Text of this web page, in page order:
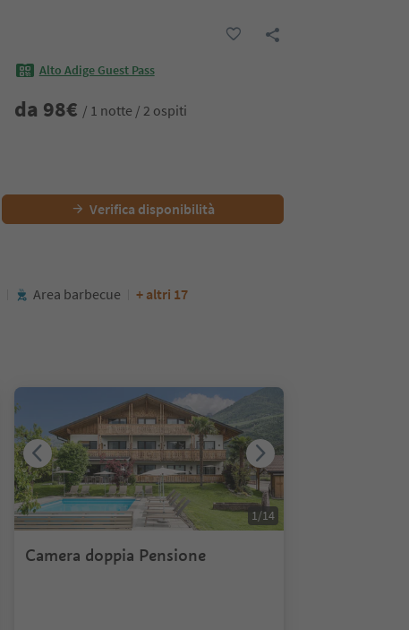
Alto Adige Guest Pass
da 98€ / 1 notte / 2 ospiti
Verifica disponibilità
Area barbecue + altri 17
Camera doppia Pensione
1/14